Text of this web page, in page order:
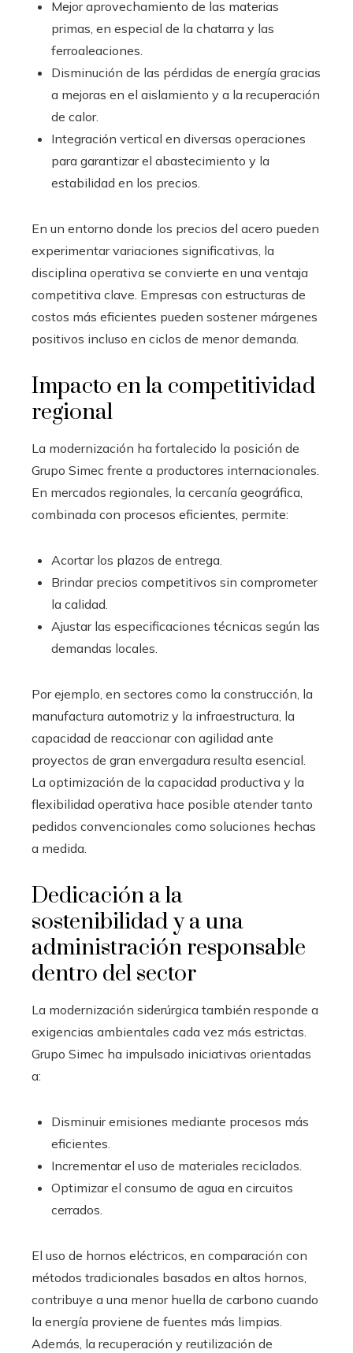
Mejor aprovechamiento de las materias
primas, en especial de la chatarra y las
ferroaleaciones.
Disminución de las pérdidas de energía gracias
a mejoras en el aislamiento y a la recuperación
de calor.
Integración vertical en diversas operaciones
para garantizar el abastecimiento y la
estabilidad en los precios.
En un entorno donde los precios del acero pueden
experimentar variaciones significativas, la
disciplina operativa se convierte en una ventaja
competitiva clave. Empresas con estructuras de
costos más eficientes pueden sostener márgenes
positivos incluso en ciclos de menor demanda.
Impacto en la competitividad
regional
La modernización ha fortalecido la posición de
Grupo Simec frente a productores internacionales.
En mercados regionales, la cercanía geográfica,
combinada con procesos eficientes, permite:
Acortar los plazos de entrega.
Brindar precios competitivos sin comprometer
la calidad.
Ajustar las especificaciones técnicas según las
demandas locales.
Por ejemplo, en sectores como la construcción, la
manufactura automotriz y la infraestructura, la
capacidad de reaccionar con agilidad ante
proyectos de gran envergadura resulta esencial.
La optimización de la capacidad productiva y la
flexibilidad operativa hace posible atender tanto
pedidos convencionales como soluciones hechas
a medida.
Dedicación a la
sostenibilidad y a una
administración responsable
dentro del sector
La modernización siderúrgica también responde a
exigencias ambientales cada vez más estrictas.
Grupo Simec ha impulsado iniciativas orientadas
a:
Disminuir emisiones mediante procesos más
eficientes.
Incrementar el uso de materiales reciclados.
Optimizar el consumo de agua en circuitos
cerrados.
El uso de hornos eléctricos, en comparación con
métodos tradicionales basados en altos hornos,
contribuye a una menor huella de carbono cuando
la energía proviene de fuentes más limpias.
Además, la recuperación y reutilización de